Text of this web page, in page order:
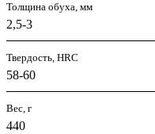
Толщина обуха, мм
2,5-3
Твердость, HRC
58-60
Вес, г
440